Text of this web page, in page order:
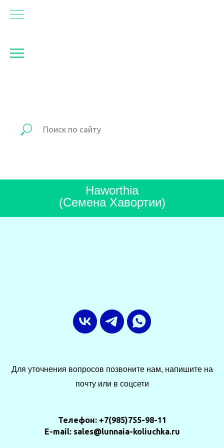
Haworthia
(Семена Хавортии)
Для уточнения вопросов позвоните нам, напишите на
почту или в соцсети
Телефон: +7(985)755-98-11
E-mail: sales@lunnaia-koliuchka.ru